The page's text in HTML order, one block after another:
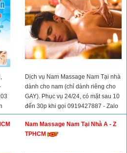
Dịch vụ Nam Massage Nam Tại nhà
dành cho nam (chỉ dành riêng cho
GAY). Phục vụ 24/24, có mặt sau 10
đến 30p khi gọi 0919427887 - Zalo
0899898606
Nam Massage Nam Tại Nhà A - Z
TPHCM